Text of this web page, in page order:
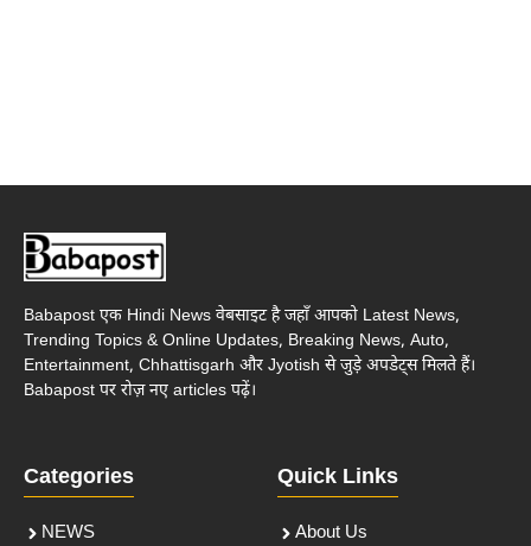
Babapost एक Hindi News वेबसाइट है जहाँ आपको Latest News,
Trending Topics & Online Updates, Breaking News, Auto,
Entertainment, Chhattisgarh और Jyotish से जुड़े अपडेट्स मिलते हैं।
Babapost पर रोज़ नए articles पढ़ें।
Categories
NEWS
Quick Links
About Us